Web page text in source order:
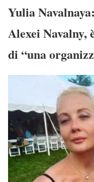
Yulia
Alexei Navalny,
di “una